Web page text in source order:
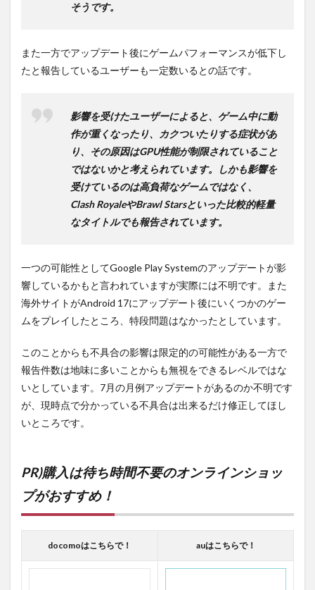
そうです。
また一方でアップデート後にゲームパフォーマンスが低下し
たと報告しているユーザーも一定数いるとの話です。
影響を受けたユーザーによると、ゲーム中に動
作が重くなったり、カクついたりする症状があ
り、その原因はGPU性能が制限されていること
ではないかと考えられています。しかも影響を
受けているのは高負荷なゲームではなく、
Clash RoyaleやBrawl Starsといった比較的軽量
なタイトルでも報告されています。
一つの可能性としてGoogle Play Systemのアップデートが影
響しているかもと言われていますが実際には不明です。また
海外サイトがAndroid 17にアップデート後にいくつかのゲー
ムをプレイしたところ、特段問題はなかったとしています。
このことからも不具合の影響は限定的の可能性がある一方で
報告件数は地味に多いことからも無視をできるレベルではな
いとしています。7月の月例アップデートがあるのか不明です
が、現時点で分かっている不具合は出来るだけ修正してほし
いところです。
PR)購入は待ち時間不要のオンラインショッ
プがおすすめ！
docomoはこちらで！ auはこちらで！